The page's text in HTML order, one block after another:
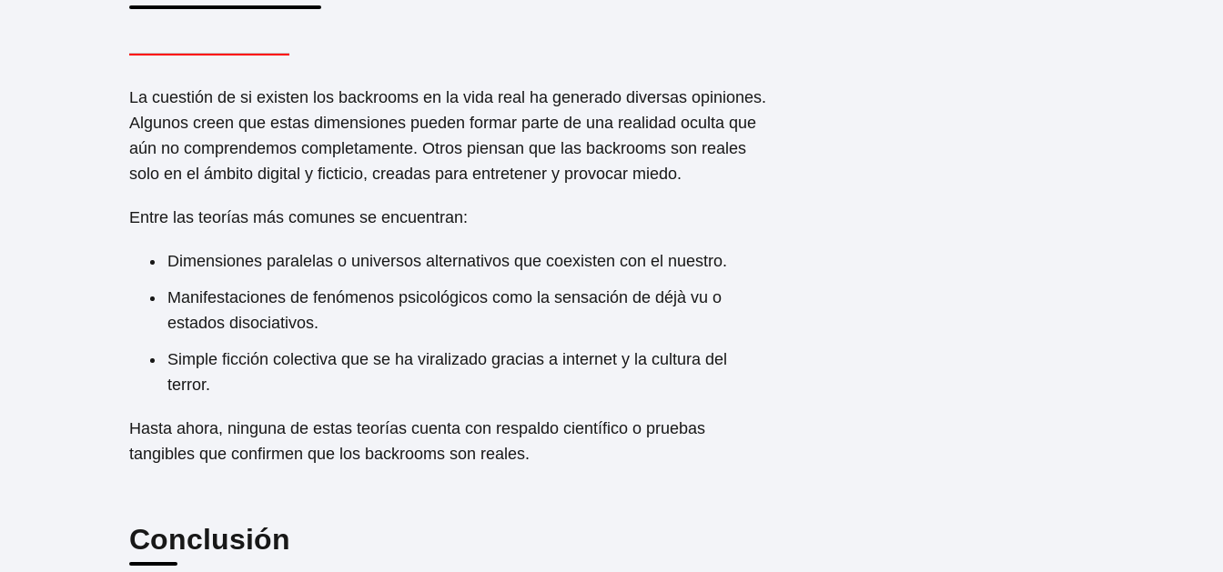
La cuestión de si existen los backrooms en la vida real ha generado diversas opiniones.
Algunos creen que estas dimensiones pueden formar parte de una realidad oculta que
aún no comprendemos completamente. Otros piensan que las backrooms son reales
solo en el ámbito digital y ficticio, creadas para entretener y provocar miedo.
Entre las teorías más comunes se encuentran:
Dimensiones paralelas o universos alternativos que coexisten con el nuestro.
Manifestaciones de fenómenos psicológicos como la sensación de déjà vu o
estados disociativos.
Simple ficción colectiva que se ha viralizado gracias a internet y la cultura del
terror.
Hasta ahora, ninguna de estas teorías cuenta con respaldo científico o pruebas
tangibles que confirmen que los backrooms son reales.
Conclusión